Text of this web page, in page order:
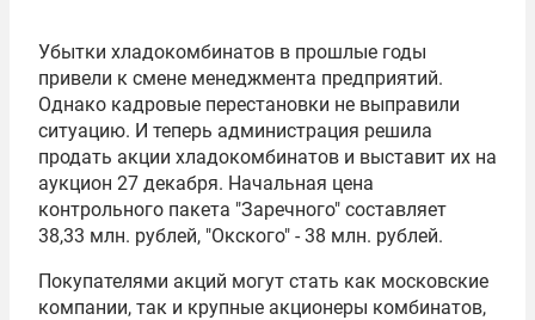
Убытки хладокомбинатов в прошлые годы
привели к смене менеджмента предприятий.
Однако кадровые перестановки не выправили
ситуацию. И теперь администрация решила
продать акции хладокомбинатов и выставит их на
аукцион 27 декабря. Начальная цена
контрольного пакета "Заречного" составляет
38,33 млн. рублей, "Окского" - 38 млн. рублей.
Покупателями акций могут стать как московские
компании, так и крупные акционеры комбинатов,